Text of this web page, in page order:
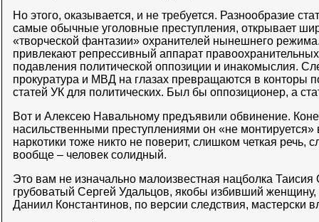
Но этого, оказывается, и не требуется. Разнообразие
самые обычные уголовные преступления, открывает
«творческой фантазии» охранителей нынешнего
привлекают репрессивный аппарат
подавления политической оппозиции и инакомыслия.
прокуратура и МВД на глазах превращаются в конторы
статей УК для политических. Был бы оппозиционер, а
Вот и Алексею Навальному предъявили обвинение.
насильственными преступлениями он «не монтируется»
наркотики тоже никто не поверит, слишком четкая речь,
вообще – человек солидный.
Это вам не изначально малоизвестная нацболка
грубоватый Сергей Удальцов, якобы избивший
Даниил Константинов, по версии следствия, мастерски